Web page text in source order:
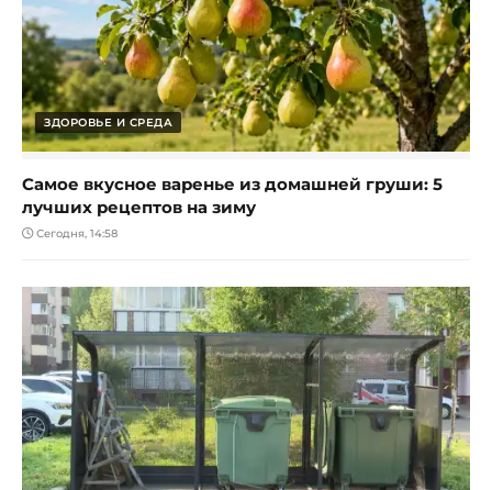
ЗДОРОВЬЕ И СРЕДА
Самое вкусное варенье из домашней груши: 5
лучших рецептов на зиму
Сегодня, 14:58